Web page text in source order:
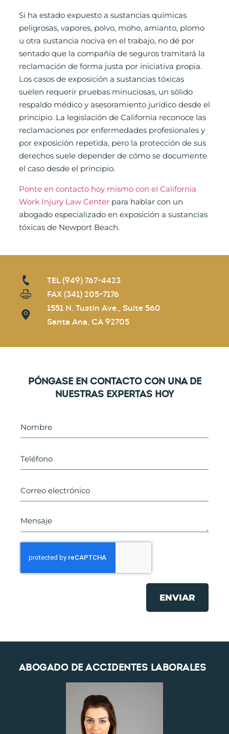
Si ha estado expuesto a sustancias químicas
peligrosas, vapores, polvo, moho, amianto, plomo
u otra sustancia nociva en el trabajo, no dé por
sentado que la compañía de seguros tramitará la
reclamación de forma justa por iniciativa propia.
Los casos de exposición a sustancias tóxicas
suelen requerir pruebas minuciosas, un sólido
respaldo médico y asesoramiento jurídico desde el
principio. La legislación de California reconoce las
reclamaciones por enfermedades profesionales y
por exposición repetida, pero la protección de sus
derechos suele depender de cómo se documente
el caso desde el principio.
Ponte en contacto hoy mismo con el California
Work Injury Law Centerpara hablar con un
abogado especializado en exposición a sustancias
tóxicas de Newport Beach.
TEL (949) 767-4423
FAX (341) 205-7176
1551 N. Tustin Ave., Suite 560
Santa Ana, CA 92705
PÓNGASE EN CONTACTO CON UNA DE
NUESTRAS EXPERTAS HOY
ENVIAR
ABOGADO DE ACCIDENTES LABORALES